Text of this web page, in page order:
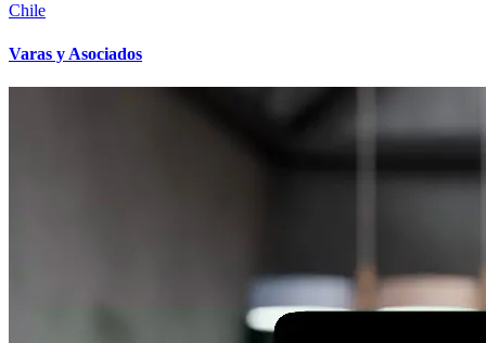
Chile
Varas y Asociados